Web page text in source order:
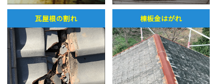
瓦屋根の割れ 棟板金はがれ